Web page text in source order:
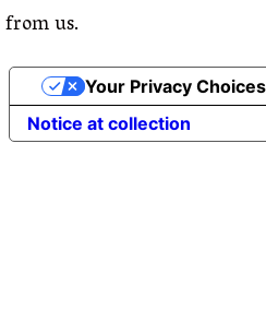
from us.
Notice at collection
Your Privacy Choices